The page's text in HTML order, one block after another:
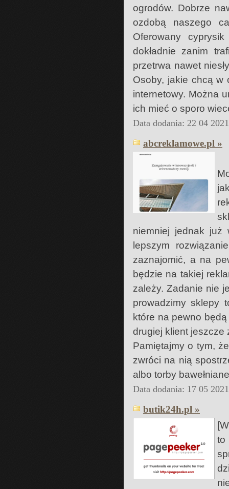
ogrodów. Dobrze
ozdobą naszego
Oferowany
dokładnie zanim
przetrwa nawet
Osoby, jakie chcą w
internetowy. Można
ich mieć o sporo
Data dodania: 22 04
abcreklamowe.pl »
niemniej jednak już
lepszym
zaznajomić, a na
będzie na takiej
zależy. Zadanie nie
prowadzimy sklepy
które na pewno
drugiej klient jeszcze
Pamiętajmy o tym,
zwróci na nią
albo torby
Data dodania: 17 05
butik24h.pl »